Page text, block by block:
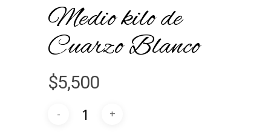
Medio kilo de
Cuarzo Blanco
$5,500